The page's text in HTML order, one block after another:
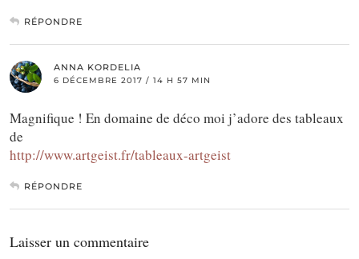
RÉPONDRE
ANNA KORDELIA
6 DÉCEMBRE 2017 / 14 H 57 MIN
Magnifique ! En domaine de déco moi j’adore des tableaux
de
http://www.artgeist.fr/tableaux-artgeist
RÉPONDRE
Laisser un commentaire